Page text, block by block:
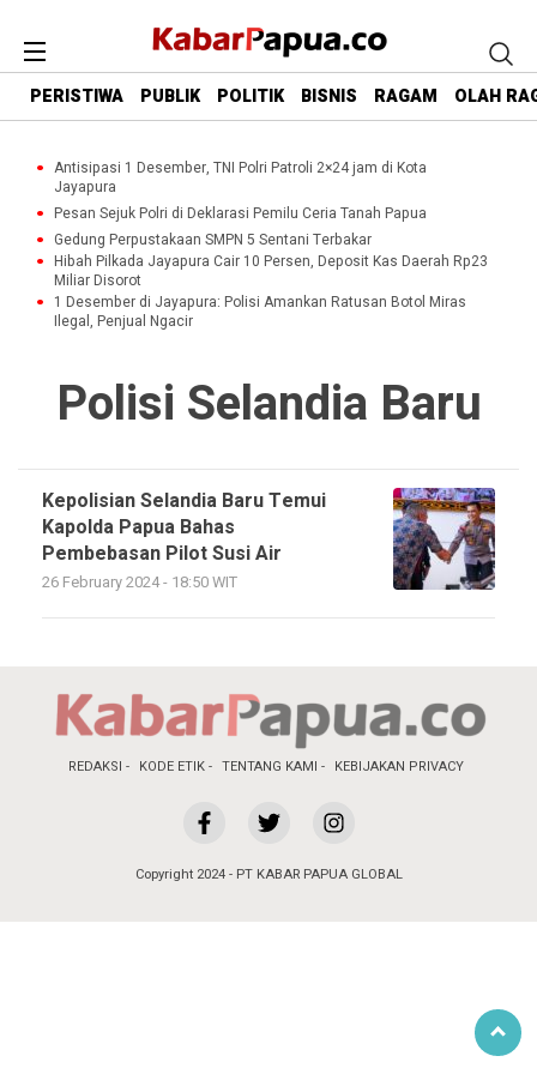
PERISTIWA PUBLIK POLITIK BISNIS RAGAM OLAH
Antisipasi 1 Desember, TNI Polri Patroli 2×24 jam di Kota
Jayapura
Pesan Sejuk Polri di Deklarasi Pemilu Ceria Tanah Papua
Gedung Perpustakaan SMPN 5 Sentani Terbakar
Hibah Pilkada Jayapura Cair 10 Persen, Deposit Kas Daerah Rp23
Miliar Disorot
1 Desember di Jayapura: Polisi Amankan Ratusan Botol Miras
Ilegal, Penjual Ngacir
Polisi Selandia Baru
Kepolisian Selandia Baru Temui
Kapolda Papua Bahas
Pembebasan Pilot Susi Air
26 February 2024 - 18:50 WIT
REDAKSI KODE ETIK TENTANG KAMI KEBIJAKAN PRIVACY
Copyright 2024 - PT KABAR PAPUA GLOBAL